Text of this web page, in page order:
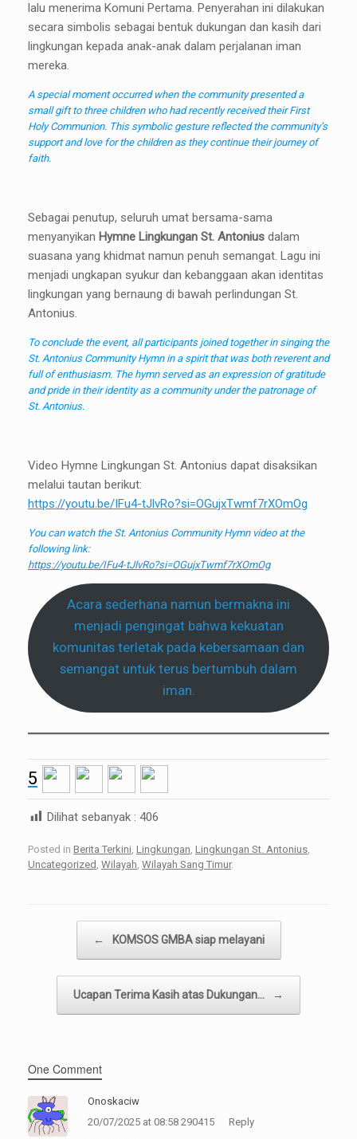
lalu menerima Komuni Pertama. Penyerahan ini dilakukan
secara simbolis sebagai bentuk dukungan dan kasih dari
lingkungan kepada anak-anak dalam perjalanan iman
mereka.
A special moment occurred when the community presented a
small gift to three children who had recently received their First
Holy Communion. This symbolic gesture reflected the community’s
support and love for the children as they continue their journey of
faith.
Sebagai penutup, seluruh umat bersama-sama
menyanyikan Hymne Lingkungan St. Antonius dalam
suasana yang khidmat namun penuh semangat. Lagu ini
menjadi ungkapan syukur dan kebanggaan akan identitas
lingkungan yang bernaung di bawah perlindungan St.
Antonius.
To conclude the event, all participants joined together in singing the
St. Antonius Community Hymn in a spirit that was both reverent and
full of enthusiasm. The hymn served as an expression of gratitude
and pride in their identity as a community under the patronage of
St. Antonius.
Video Hymne Lingkungan St. Antonius dapat disaksikan
melalui tautan berikut:
https://youtu.be/IFu4-tJlvRo?si=OGujxTwmf7rXOmOg
You can watch the St. Antonius Community Hymn video at the
following link:
https://youtu.be/IFu4-tJlvRo?si=OGujxTwmf7rXOmOg
Acara sederhana namun bermakna ini
menjadi pengingat bahwa kekuatan
komunitas terletak pada kebersamaan dan
semangat untuk terus bertumbuh dalam
iman.
5
Dilihat sebanyak : 406
Posted in Berita Terkini, Lingkungan, Lingkungan St. Antonius,
Uncategorized , Wilayah, Wilayah Sang Timur.
← KOMSOS GMBA siap melayani
Ucapan Terima Kasih atas Dukungan… →
One Comment
Onoskaciw
20/07/2025 at 08:58 290415
Reply